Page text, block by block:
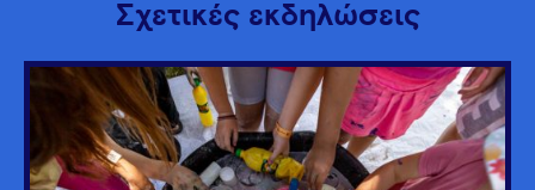
Σχετικές εκδηλώσεις